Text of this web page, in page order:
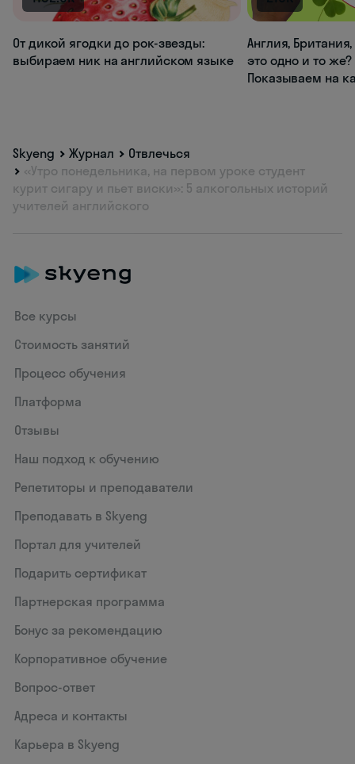
От дикой ягодки до рок-звезды:
выбираем ник на английском языке
Англия,
это одно и то
Показываем на
Skyeng Журнал
Отвлечься
«Утро понедельника, на первом уроке студент
курит сигару и пьет виски»: 5 алкогольных историй
учителей английского
Все курсы
Стоимость занятий
Процесс обучения
Платформа
Отзывы
Наш подход к обучению
Репетиторы и преподаватели
Преподавать в Skyeng
Портал для учителей
Подарить сертификат
Партнерская программа
Бонус за рекомендацию
Корпоративное обучение
Вопрос-ответ
Адреса и контакты
Карьера в Skyeng